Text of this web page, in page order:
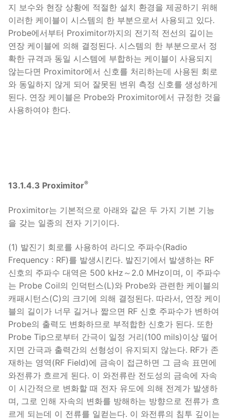
지 보수와 현장 상황에 적절한 설치 환경을 제공하기 위해
이러한 케이블이 시스템의 한 부분으로서 사용되고 있다.
Probe에서부터 Proximitor까지의 전기적 전선의 길이는
연장 케이블에 의해 결정된다. 시스템의 한 부분으로서 정
확한 규격과 동일 시스템에 부합하는 케이블이 사용되지
않는다면 Proximitor에서 신호를 처리하는데 사용된 회로
와 동일하지 않게 되어 잘못된 변위 측정 신호를 생성하게
된다. 연장 케이블은 Probe와 Proximitor에서 규정한 것을
사용하여야 한다.
13.1.4.3 Proximitor®
Proximitor는 기본적으로 아래와 같은 두 가지 기본 기능
을 갖는 일종의 전자 기기이다.
(1) 발진기 회로를 사용하여 라디오 주파수(Radio
Frequency : RF)를 발생시킨다. 발진기에서 발생하는 RF
신호의 주파수 대역은 500 kHz～2.0 MHz이며, 이 주파수
는 Probe Coil의 인덕턴스(L)와 Probe와 관련한 케이블의
캐패시턴스(C)의 크기에 의해 결정된다. 따라서, 연장 케이
블의 길이가 너무 길거나 짧으면 RF 신호 주파수가 변하여
Probe의 출력도 변화하므로 부적합한 신호가 된다. 또한
Probe Tip으로부터 간극이 일정 거리(100 mils)이상 떨어
지면 간극과 출력간의 선형성이 유지되지 않는다. RF가 존
재하는 영역(RF Field)에 금속이 접근하면 그 금속 표면에
와전류가 흐르게 된다. 이 와전류란 전도성의 금속에 자속
이 시간적으로 변화할 때 전자 유도에 의해 전계가 발생하
며, 그로 인해 자속의 변화를 방해하는 방향으로 전류가 흐
르게 되는데 이 전류를 일컫는다. 이 와전류의 침투 깊이는